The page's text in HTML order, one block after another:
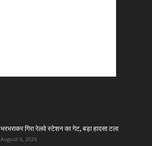
भरभराकर गिरा रेलवे स्टेशन का गेट, बड़ा हादसा टला
August 6, 2026